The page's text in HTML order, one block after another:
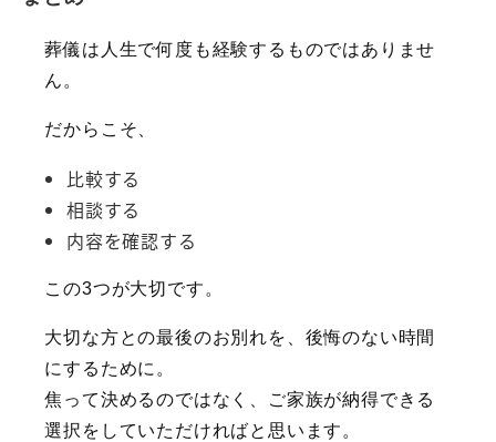
葬儀は人生で何度も経験するものではありませ
ん。
だからこそ、
比較する
相談する
内容を確認する
この3つが大切です。
大切な方との最後のお別れを、後悔のない時間
にするために。
焦って決めるのではなく、ご家族が納得できる
選択をしていただければと思います。